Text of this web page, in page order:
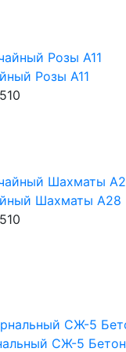
Розы А11
Шахматы А28
СЖ-5 Бетон